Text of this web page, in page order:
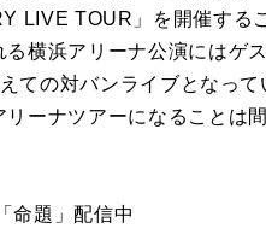
LIVE TOUR」を開催する
る横浜アリーナ公演にはゲ
ての対バンライブとなっ
リーナツアーになることは間
命題」配信中